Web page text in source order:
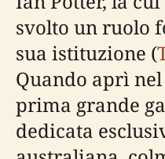
svolto un ruolo
sua istituzione (
Quando aprì
prima grande
dedicata